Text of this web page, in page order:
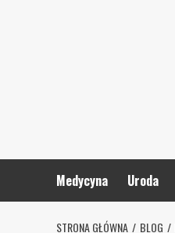
Medycyna Uroda
STRONA GŁÓWNA BLOG